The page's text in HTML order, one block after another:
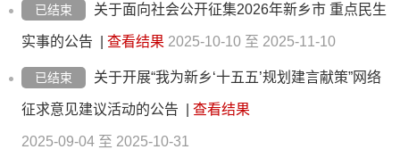
已结束 关于面向社会公开征集2026年新乡市 重点民生
实事的公告 查看结果 2025-10-10 至 2025-11-10
已结束 关于开展“我为新乡‘十五五’规划建言献策”网络
征求意见建议活动的公告 查看结果
2025-09-04 至 2025-10-31